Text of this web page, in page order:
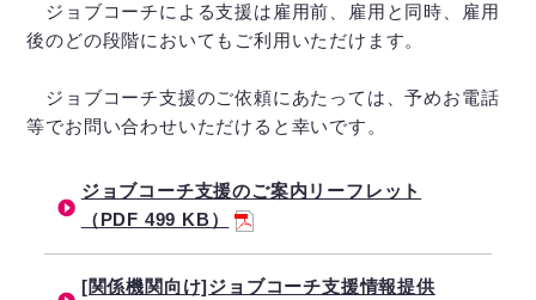
ジョブコーチによる支援は雇用前、雇用と同時、雇用
後のどの段階においてもご利用いただけます。
ジョブコーチ支援のご依頼にあたっては、予めお電話
等でお問い合わせいただけると幸いです。
ジョブコーチ支援のご案内リーフレット
（PDF 499 KB）
[関係機関向け]ジョブコーチ支援情報提供